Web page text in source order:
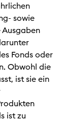
sowie
Ausgaben
Fonds oder
Obwohl die
ist sie ein
ist zu